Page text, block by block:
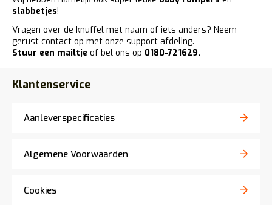
slabbetjes!
Vragen over de knuffel met naam of iets anders? Neem
gerust contact op met onze support afdeling.
Stuur een mailtje of bel ons op 0180-721629.
Klantenservice
Aanleverspecificaties
Algemene Voorwaarden
Cookies